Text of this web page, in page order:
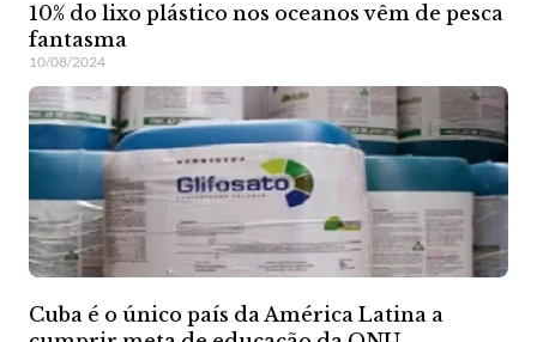
10% do lixo plástico nos oceanos vêm de pesca
fantasma
10/08/2024
Cuba é o único país da América Latina a